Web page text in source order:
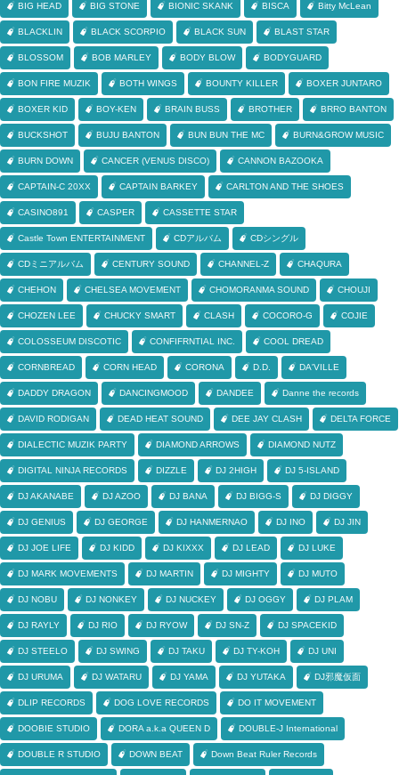
BIG HEAD BIG STONE BIONIC SKANK BISCA Bitty McLean
BLACKLIN BLACK SCORPIO BLACK SUN BLAST STAR
BLOSSOM BOB MARLEY BODY BLOW BODYGUARD
BON FIRE MUZIK BOTH WINGS BOUNTY KILLER BOXER JUNTARO
BOXER KID BOY-KEN BRAIN BUSS BROTHER BRRO BANTON
BUCKSHOT BUJU BANTON BUN BUN THE MC BURN&GROW MUSIC
BURN DOWN CANCER (VENUS DISCO) CANNON BAZOOKA
CAPTAIN-C 20XX CAPTAIN BARKEY CARLTON AND THE SHOES
CASINO891 CASPER CASSETTE STAR
Castle Town ENTERTAINMENT CDアルバム CDシングル
CDミニアルバム CENTURY SOUND CHANNEL-Z CHAQURA
CHEHON CHELSEA MOVEMENT CHOMORANMA SOUND CHOUJI
CHOZEN LEE CHUCKY SMART CLASH COCORO-G COJIE
COLOSSEUM DISCOTIC CONFIFRNTIAL INC. COOL DREAD
CORNBREAD CORN HEAD CORONA D.D. DA'VILLE
DADDY DRAGON DANCINGMOOD DANDEE Danne the records
DAVID RODIGAN DEAD HEAT SOUND DEE JAY CLASH DELTA FORCE
DIALECTIC MUZIK PARTY DIAMOND ARROWS DIAMOND NUTZ
DIGITAL NINJA RECORDS DIZZLE DJ 2HIGH DJ 5-ISLAND
DJ AKANABE DJ AZOO DJ BANA DJ BIGG-S DJ DIGGY
DJ GENIUS DJ GEORGE DJ HANMERNAO DJ INO DJ JIN
DJ JOE LIFE DJ KIDD DJ KIXXX DJ LEAD DJ LUKE
DJ MARK MOVEMENTS DJ MARTIN DJ MIGHTY DJ MUTO
DJ NOBU DJ NONKEY DJ NUCKEY DJ OGGY DJ PLAM
DJ RAYLY DJ RIO DJ RYOW DJ SN-Z DJ SPACEKID
DJ STEELO DJ SWING DJ TAKU DJ TY-KOH DJ UNI
DJ URUMA DJ WATARU DJ YAMA DJ YUTAKA DJ邪魔仮面
DLIP RECORDS DOG LOVE RECORDS DO IT MOVEMENT
DOOBIE STUDIO DORA a.k.a QUEEN D DOUBLE-J International
DOUBLE R STUDIO DOWN BEAT Down Beat Ruler Records